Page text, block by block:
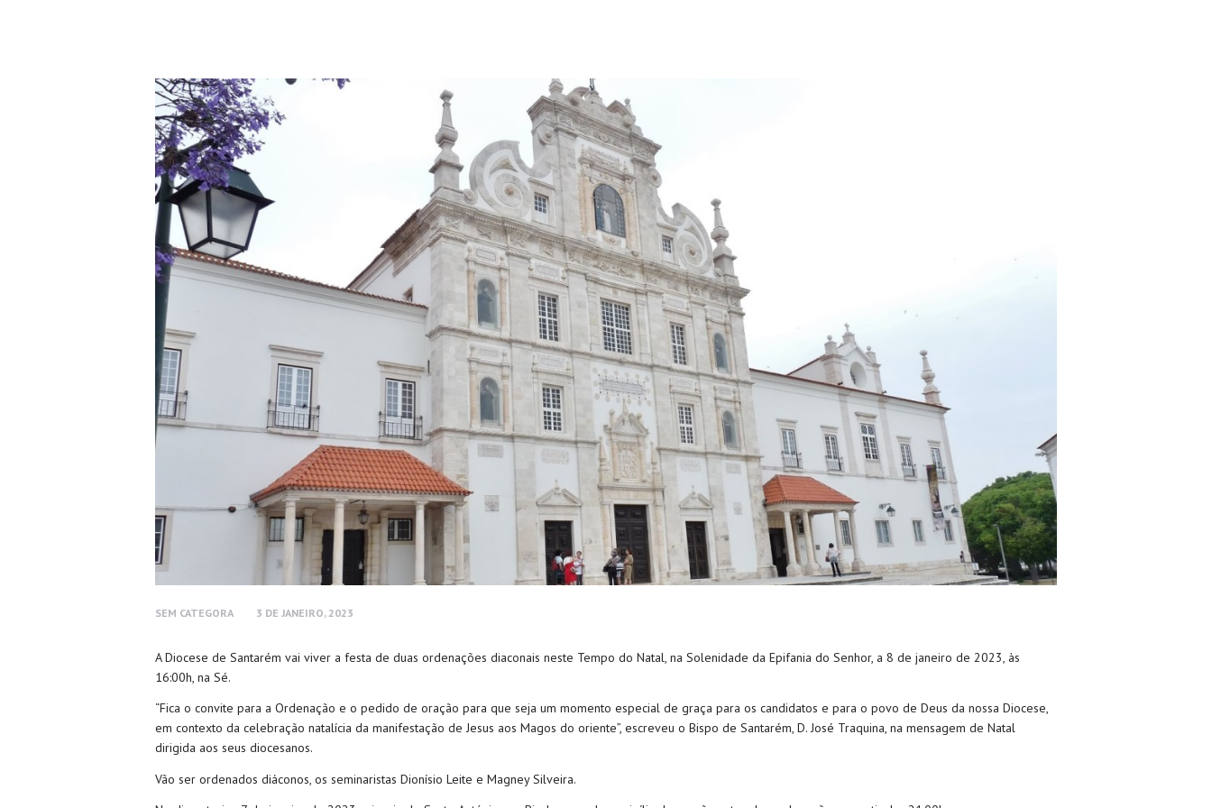
SEM CATEGORA 3 DE JANEIRO, 2023
A Diocese de Santarém vai viver a festa de duas ordenações diaconais neste Tempo do Natal, na Solenidade da Epifania do Senhor, a 8 de janeiro de 2023, às
16:00h, na Sé.
“Fica o convite para a Ordenação e o pedido de oração para que seja um momento especial de graça para os candidatos e para o povo de Deus da nossa Diocese,
em contexto da celebração natalícia da manifestação de Jesus aos Magos do oriente”, escreveu o Bispo de Santarém, D. José Traquina, na mensagem de Natal
dirigida aos seus diocesanos.
Vão ser ordenados diáconos, os seminaristas Dionísio Leite e Magney Silveira.